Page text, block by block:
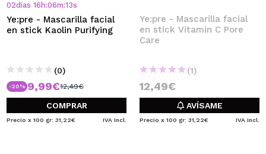
Al crear una cuenta en Maquillalia.com podrás realizar
tus compras rápidamente, revisar el estado de tus
pedidos y consultar tus operaciones anteriores.
02días 16 h:06m:13s
Ye:pre - Mascarilla facial
en stick Kaolin Purifying
(0)
-20% 9,99€12,49€
COMPRAR
Precio x 100 gr: 31,22€ IVA Incl.
Ye:pre - Mascarilla facial
en stick Vitamin C Pore
Care
(1)
12,49€
AVÍSAME
Precio x 100 gr: 31,22€ IVA Incl.